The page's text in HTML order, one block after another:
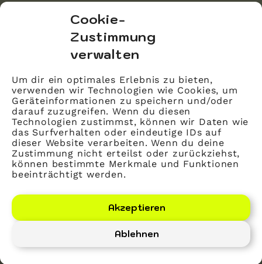
Cookie-
Zustimmung
verwalten
Um dir ein optimales Erlebnis zu bieten,
verwenden wir Technologien wie Cookies, um
Geräteinformationen zu speichern und/oder
darauf zuzugreifen. Wenn du diesen
Technologien zustimmst, können wir Daten wie
das Surfverhalten oder eindeutige IDs auf
dieser Website verarbeiten. Wenn du deine
Zustimmung nicht erteilst oder zurückziehst,
können bestimmte Merkmale und Funktionen
beeinträchtigt werden.
Akzeptieren
Ablehnen
Markgrafenstraße 56
10117 Berlin
Impressum
Kontakt
Datenschutz
Mitglied werden
LinkedIn
YouTube
Bundesverband Gesundheits-IT – bvitg e. V.
2026©